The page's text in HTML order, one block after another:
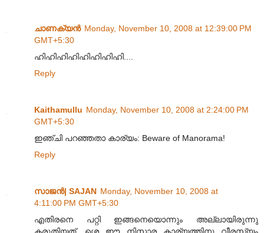
ചാണക്യന്‍ Monday, November 10, 2008 at 12:39:00 PM
GMT+5:30
ഹിഹിഹിഹിഹിഹിഹിഹി....
Reply
Kaithamullu Monday, November 10, 2008 at 2:24:00 PM
GMT+5:30
ഇഞ്ചി പറഞ്ഞതാ കാര്യം: Beware of Manorama!
Reply
സാജന്‍| SAJAN Monday, November 10, 2008 at
4:11:00 PM GMT+5:30
എതിരനെ പറ്റി ഇങ്ങനെയൊന്നും അല്ലായിരുന്നു